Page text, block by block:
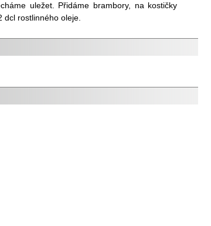
uležet. Přidáme brambory, na kostičky
rostlinného oleje.